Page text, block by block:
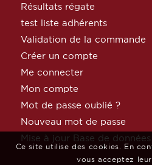
Résultats régate
test liste adhérents
Validation de la commande
Créer un compte
Me connecter
Mon compte
Mot de passe oublié ?
Nouveau mot de passe
Mise à jour Base de données
Ce site utilise des cookies. En
vous acceptez